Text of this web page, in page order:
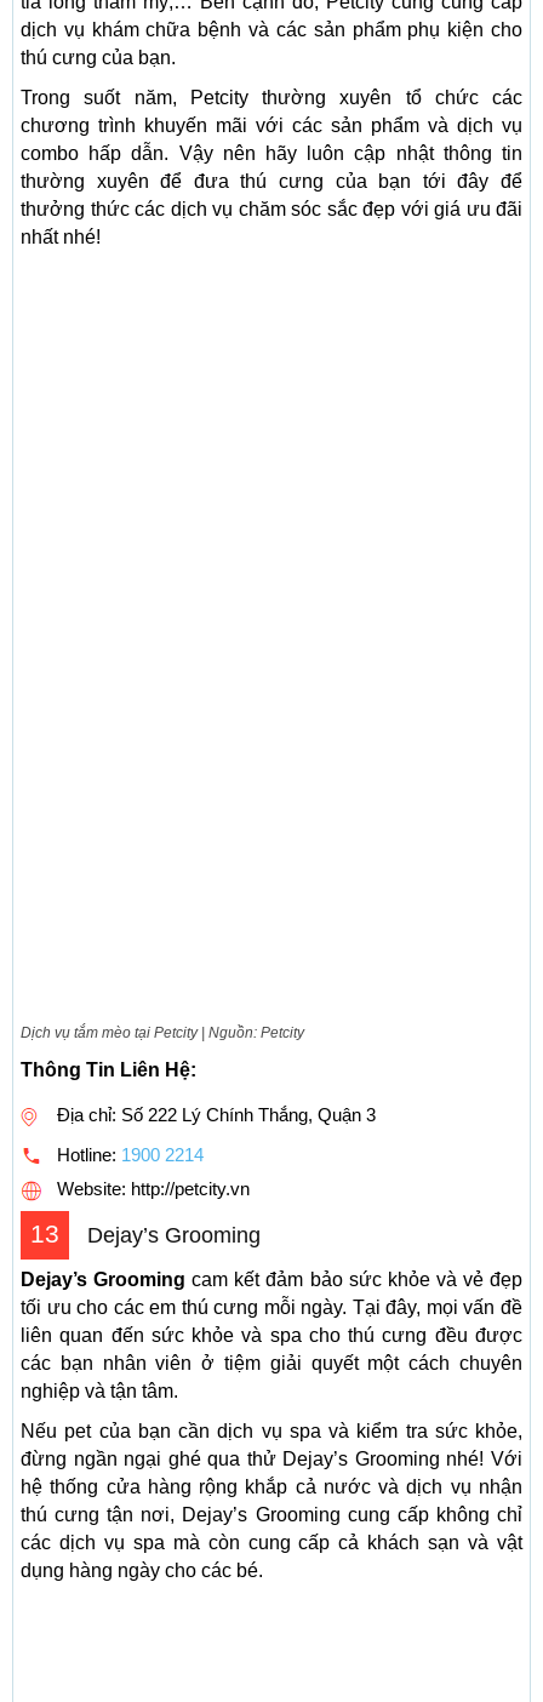
dịch vụ khám chữa bệnh và các sản phẩm phụ kiện cho
thú cưng của bạn.
Trong suốt năm, Petcity thường xuyên tổ chức các
chương trình khuyến mãi với các sản phẩm và dịch vụ
combo hấp dẫn. Vậy nên hãy luôn cập nhật thông tin
thường xuyên để đưa thú cưng của bạn tới đây để
thưởng thức các dịch vụ chăm sóc sắc đẹp với giá ưu đãi
nhất nhé!
Dịch vụ tắm mèo tại Petcity | Nguồn: Petcity
Thông Tin Liên Hệ:
Địa chỉ: Số 222 Lý Chính Thắng, Quận 3
Hotline: 1900 2214
Website: http://petcity.vn
13 Dejay’s Grooming
Dejay’s Grooming cam kết đảm bảo sức khỏe và vẻ đẹp
tối ưu cho các em thú cưng mỗi ngày. Tại đây, mọi vấn đề
liên quan đến sức khỏe và spa cho thú cưng đều được
các bạn nhân viên ở tiệm giải quyết một cách chuyên
nghiệp và tận tâm.
Nếu pet của bạn cần dịch vụ spa và kiểm tra sức khỏe,
đừng ngần ngại ghé qua thử Dejay’s Grooming nhé! Với
hệ thống cửa hàng rộng khắp cả nước và dịch vụ nhận
thú cưng tận nơi, Dejay’s Grooming cung cấp không chỉ
các dịch vụ spa mà còn cung cấp cả khách sạn và vật
dụng hàng ngày cho các bé.